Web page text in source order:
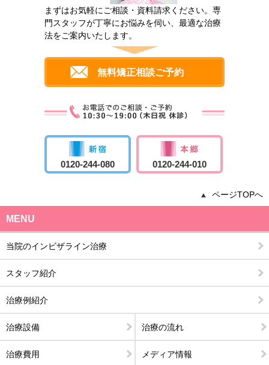
まずはお気軽にご相談・資料請求ください。専
門スタッフが丁寧にお悩みを伺い、最適な治療
法をご案内いたします。
無料矯正相談ご予約
0120-244-080 0120-244-010
ページTOPへ
MENU
当院のインビザライン治療
スタッフ紹介
治療例紹介
治療設備 治療の流れ
治療費用 メディア情報